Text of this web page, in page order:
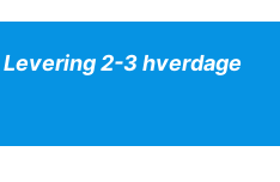
Levering 2-3 hverdage